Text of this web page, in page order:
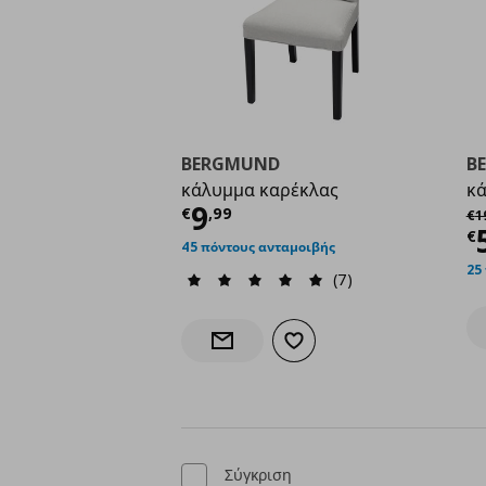
BERGMUND
κάλυμμα καρέκλας
€9,99
Τρέχουσα τιμή €
45 πόντους ανταμοιβής
(7)
Ενημέρωση διαθεσιμότητας
Προσθήκη στα αγαπημένα
€
€
25
Σύγκριση